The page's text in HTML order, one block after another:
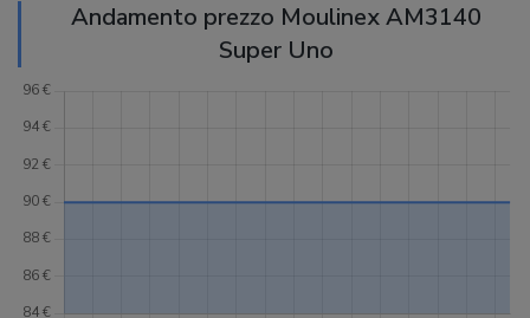
Andamento prezzo Moulinex AM3140
Super Uno